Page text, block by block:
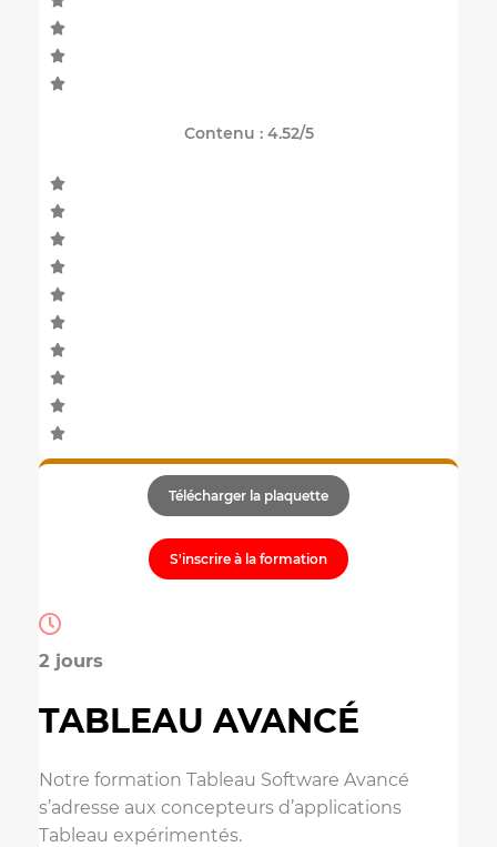
Contenu : 4.52/5
Télécharger la plaquette
S'inscrire à la formation
2 jours
TABLEAU AVANCÉ
Notre formation Tableau Software Avancé
s’adresse aux concepteurs d’applications
Tableau expérimentés.